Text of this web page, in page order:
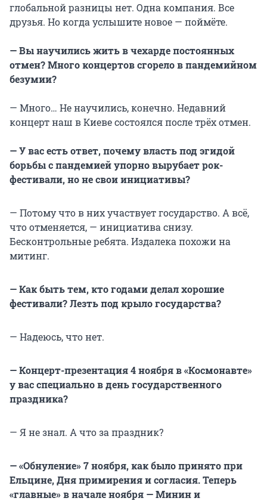
глобальной разницы нет. Одна компания. Все
друзья. Но когда услышите новое — поймёте.
— Вы научились жить в чехарде постоянных
отмен? Много концертов сгорело в пандемийном
безумии?
— Много… Не научились, конечно. Недавний
концерт наш в Киеве состоялся после трёх отмен.
— У вас есть ответ, почему власть под эгидой
борьбы с пандемией упорно вырубает рок-
фестивали, но не свои инициативы?
— Потому что в них участвует государство. А всё,
что отменяется, — инициатива снизу.
Бесконтрольные ребята. Издалека похожи на
митинг.
— Как быть тем, кто годами делал хорошие
фестивали? Лезть под крыло государства?
— Надеюсь, что нет.
— Концерт-презентация 4 ноября в «Космонавте»
у вас специально в день государственного
праздника?
— Я не знал. А что за праздник?
— «Обнуление» 7 ноября,как было принято при
Ельцине, Дняпримирения и согласия. Теперь
«главные» в начале ноября — Минин и